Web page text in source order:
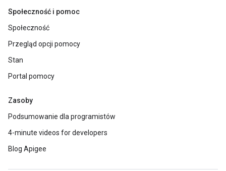
Społeczność i pomoc
Społeczność
Przegląd opcji pomocy
Stan
Portal pomocy
Zasoby
Podsumowanie dla programistów
4-minute videos for developers
Blog Apigee